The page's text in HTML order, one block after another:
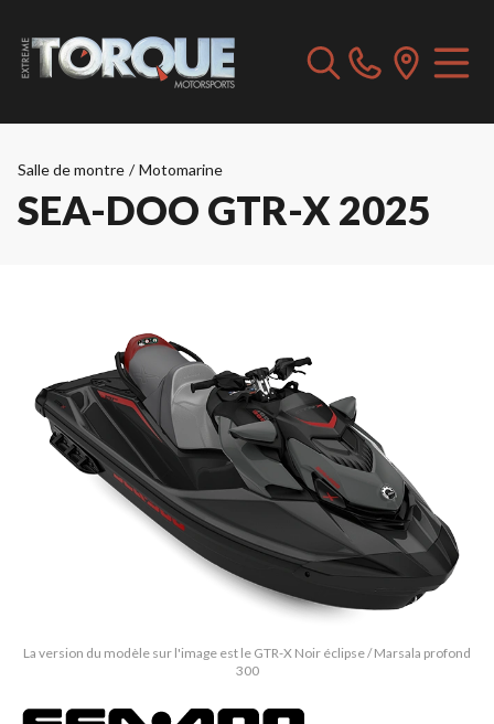
Salle de montre / Motomarine
SEA-DOO GTR-X 2025
La version du modèle sur l'image est le GTR-X Noir éclipse / Marsala profond
300